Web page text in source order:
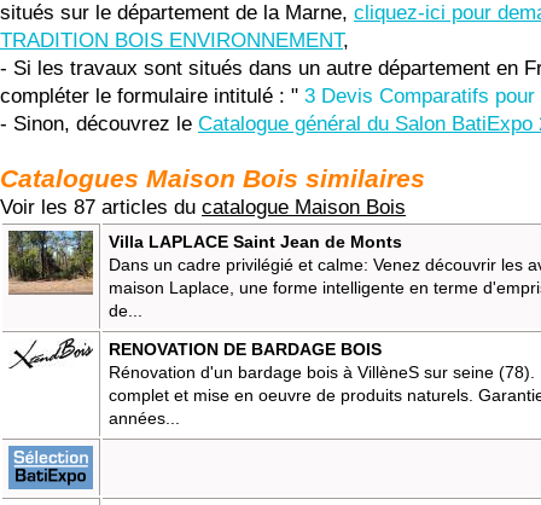
situés sur le département de la Marne, cliquez-ici pour
TRADITION BOIS ENVIRONNEMENT,
- Si les travaux sont situés dans un autre département en
compléter le formulaire intitulé : " 3 Devis Comparatifs
- Sinon, découvrez le Catalogue général du Salon BatiExpo
Catalogues Maison Bois similaires
Voir les 87 articles du catalogue Maison Bois
Villa LAPLACE Saint Jean de Monts
Dans un cadre privilégié et calme: Venez découvrir les
maison Laplace, une forme intelligente en terme
de...
RENOVATION DE BARDAGE BOIS
Rénovation d'un bardage bois à VillèneS sur seine (78).
complet et mise en oeuvre de produits naturels.
années...